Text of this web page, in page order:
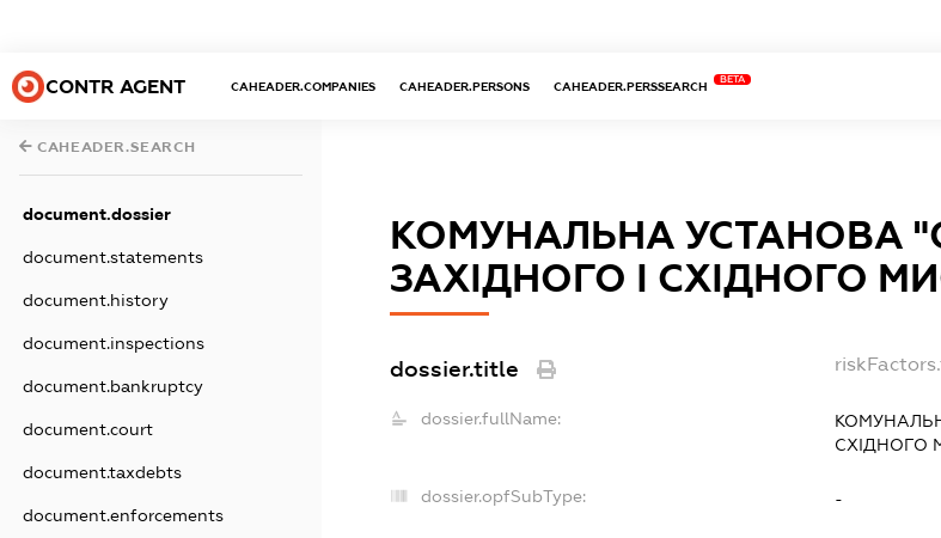
CONTR AGENT CAHEADER.COMPANIES CAHEADER.PERSONS CAHEADER.PERSSEARCH
BETA
CAHEADER.SEARCH
document.dossier
document.statements
document.history
document.inspections
document.bankruptcy
document.court
document.taxdebts
document.enforcements
КОМУНАЛЬНА УСТАНОВА
ЗАХІДНОГО І СХІДНОГО
dossier.title
dossier.fullName:
СХІДНОГО
dossier.opfSubType: -